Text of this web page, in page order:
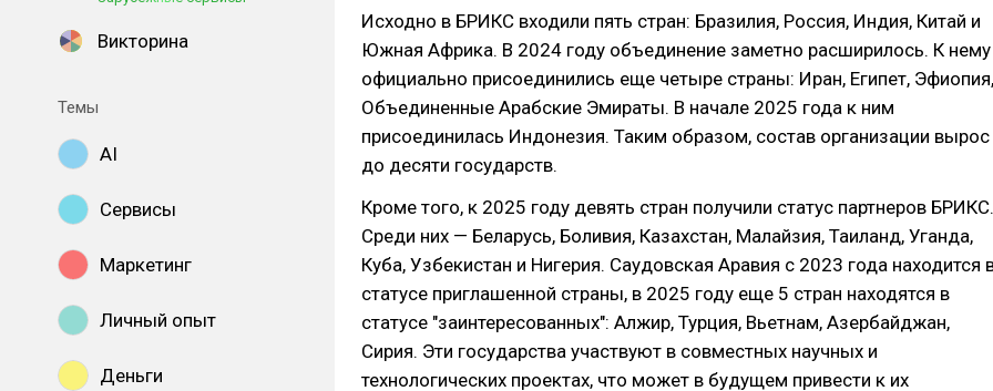
Викторина
Темы
AI
Сервисы
Маркетинг
Личный опыт
Деньги
Исходно в БРИКС входили пять стран: Бразилия, Россия, Индия, Китай и
Южная Африка. В 2024 году объединение заметно расширилось. К нему
официально присоединились еще четыре страны: Иран, Египет, Эфиопия,
Объединенные Арабские Эмираты. В начале 2025 года к ним
присоединилась Индонезия. Таким образом, состав организации вырос
до десяти государств.
Кроме того, к 2025 году девять стран получили статус партнеров БРИКС.
Среди них — Беларусь, Боливия, Казахстан, Малайзия, Таиланд, Уганда,
Куба, Узбекистан и Нигерия. Саудовская Аравия с 2023 года находится
статусе приглашенной страны, в 2025 году еще 5 стран находятся в
статусе "заинтересованных": Алжир, Турция, Вьетнам, Азербайджан,
Сирия. Эти государства участвуют в совместных научных и
технологических проектах, что может в будущем привести к их